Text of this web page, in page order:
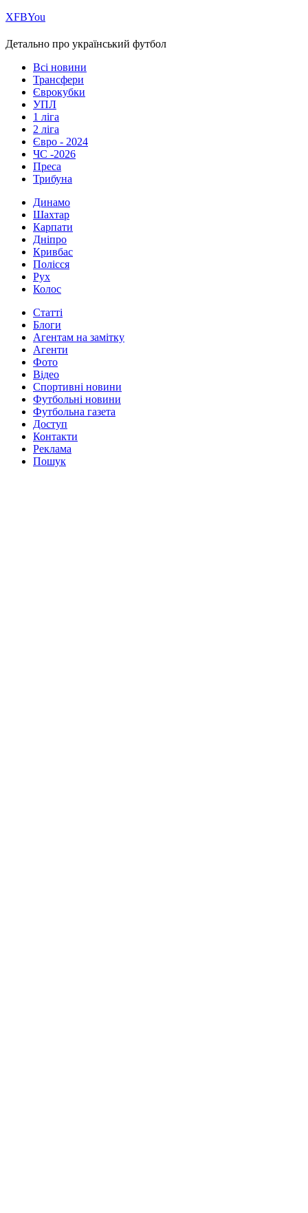
ХFBYou
Детально про український футбол
Всі новини
Трансфери
Єврокубки
УПЛ
1 ліга
2 ліга
Євро - 2024
ЧС -2026
Преса
Трибуна
Динамо
Шахтар
Карпати
Дніпро
Кривбас
Полісся
Рух
Колос
Статті
Блоги
Агентам на замітку
Агенти
Фото
Відео
Спортивні новини
Футбольні новини
Футбольна газета
Доступ
Контакти
Реклама
Пошук